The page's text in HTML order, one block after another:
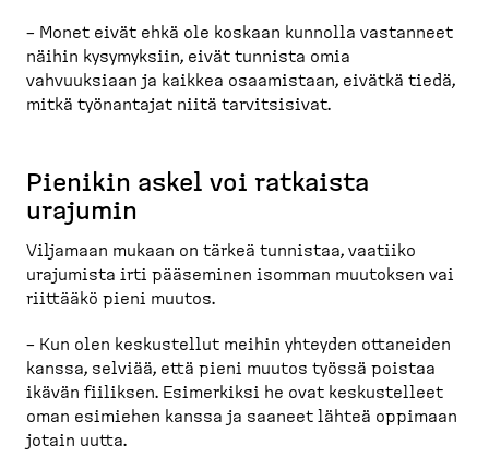
– Monet eivät ehkä ole koskaan kunnolla vastanneet
näihin kysymyksiin, eivät tunnista omia
vahvuuksiaan ja kaikkea osaamistaan, eivätkä tiedä,
mitkä työnantajat niitä tarvit­sisivat.
Pienikin askel voi ratkaista
urajumin
Viljamaan mukaan on tärkeä tunnistaa, vaatiiko
urajumista irti pääseminen isomman muutoksen vai
riittääkö pieni muutos.
– Kun olen keskus­tellut meihin yhteyden ottaneiden
kanssa, selviää, että pieni muutos työssä poistaa
ikävän fiiliksen. Esimerkiksi he ovat keskus­telleet
oman esimiehen kanssa ja saaneet lähteä oppimaan
jotain uutta.